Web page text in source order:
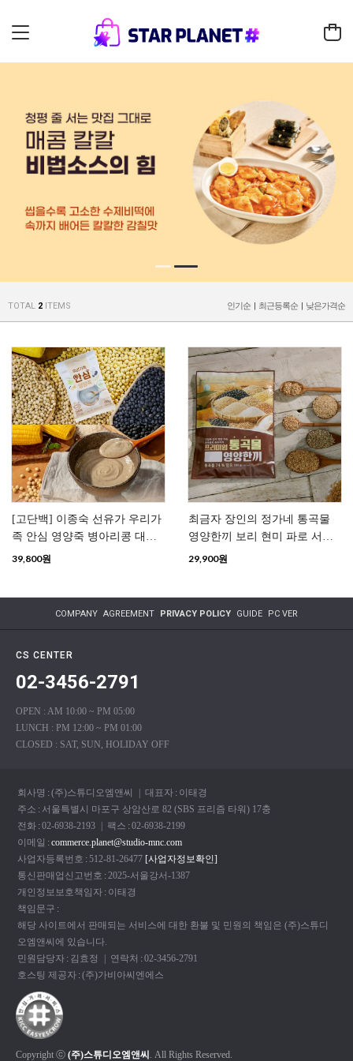
TOTAL 2 ITEMS 인기순 | 최근등록순 | 낮은가격순
[고단백] 이종숙 선유가 우리가
족 안심 영양죽 병아리콩 대두
저당 간편죽 영양죽
39,800원
최금자 장인의 정가네 통곡물
영양한끼 보리 현미 파로 서리
태 간편 한끼
29,900원
COMPANY AGREEMENT PRIVACY POLICY GUIDE PC VER
CS CENTER
02-3456-2791
OPEN : AM 10:00 ~ PM 05:00
LUNCH : PM 12:00 ~ PM 01:00
CLOSED : SAT, SUN, HOLIDAY OFF
회사명 : (주)스튜디오엠앤씨 | 대표자 : 이태경
주소 : 서울특별시 마포구 상암산로 82 (SBS 프리즘 타워) 17충
전화 : 02-6938-2193 | 팩스 : 02-6938-2199
이메일 : commerce.planet@studio-mnc.com
사업자등록번호 : 512-81-26477 [사업자정보확인]
통신판매업신고번호 : 2025-서울강서-1387
개인정보보호책임자 : 이태경
책임문구 :
해당 사이트에서 판매되는 서비스에 대한 환불 및 민원의 책임은 (주)스튜디
오엠앤씨에 있습니다.
민원담당자 : 김효정 | 연락처 : 02-3456-2791
호스팅 제공자 : (주)가비아씨엔에스
Copyright ⓒ (주)스튜디오엠앤씨 . All Rights Reserved.